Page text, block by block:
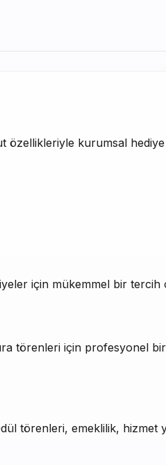
özellikleriyle kurumsal
için mükemmel bir tercih
törenleri için profesyonel
törenleri, emeklilik, hizmet